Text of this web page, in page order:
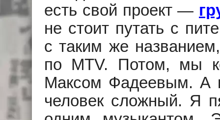
есть свой проект —
не стоит путать с
с таким же
по MTV. Потом, мы
Максом Фадеевым. А
человек сложный. Я